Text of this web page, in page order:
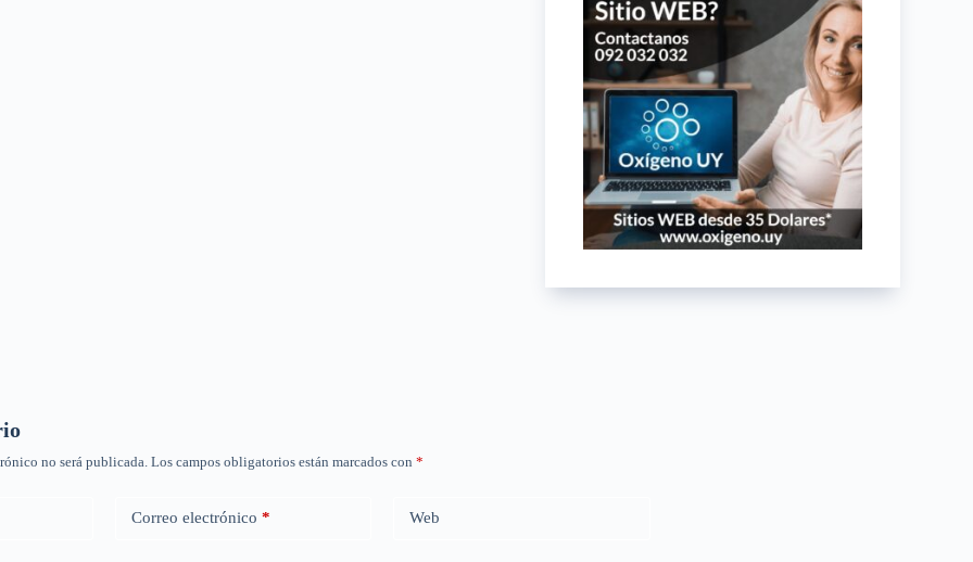
no será publicada. Los campos obligatorios están marcados con *
Correo electrónico * Web